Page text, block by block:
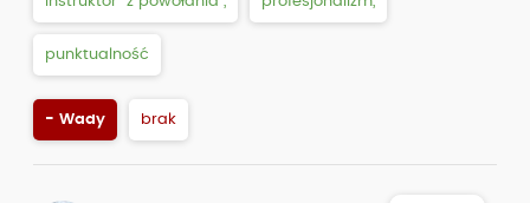
punktualność
- Wady brak